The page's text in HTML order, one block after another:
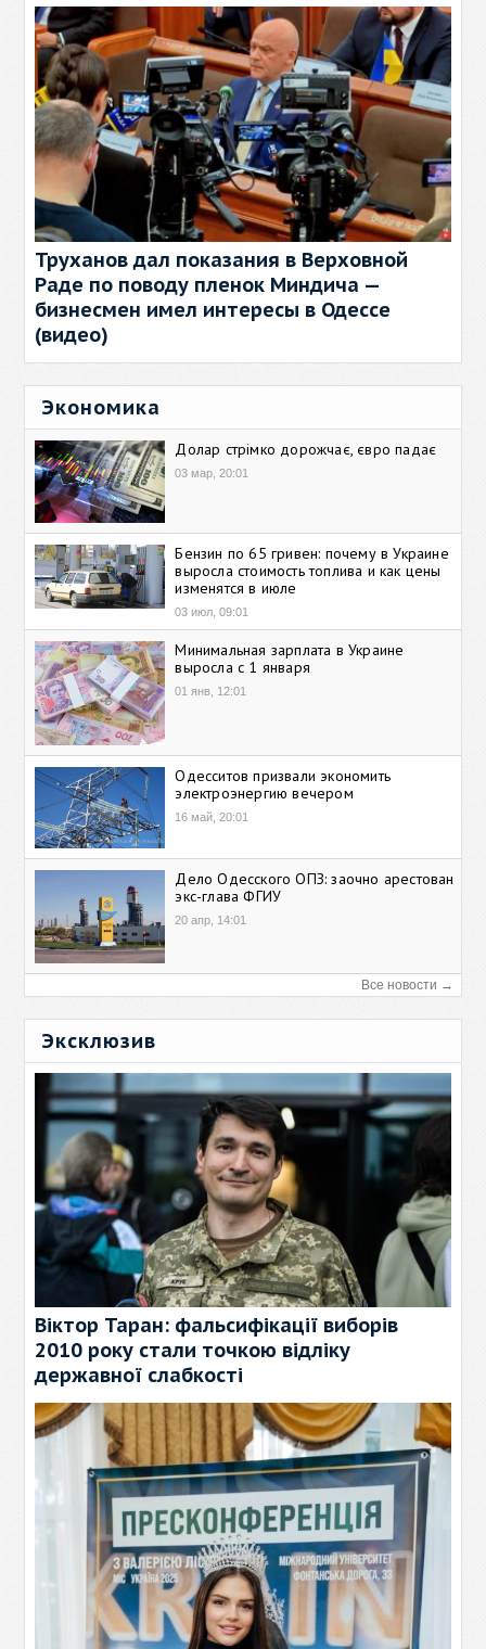
Труханов дал показания в Верховной
Раде по поводу пленок Миндича —
бизнесмен имел интересы в Одессе
(видео)
Экономика
Долар стрімко дорожчає, євро падає
03 мар, 20:01
Бензин по 65 гривен: почему в Украине
выросла стоимость топлива и как цены
изменятся в июле
03 июл, 09:01
Минимальная зарплата в Украине
выросла с 1 января
01 янв, 12:01
Одесситов призвали экономить
электроэнергию вечером
16 май, 20:01
Дело Одесского ОПЗ: заочно арестован
экс-глава ФГИУ
20 апр, 14:01
Все новости →
Эксклюзив
Віктор Таран: фальсифікації виборів
2010 року стали точкою відліку
державної слабкості